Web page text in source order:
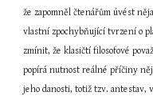
že zapomněl čtenářům úvést
vlastní zpochybňující tvrzení o
zmínit, že klasičtí filosofové
popírá nutnost reálné příčiny
jeho danosti, totiž tzv.